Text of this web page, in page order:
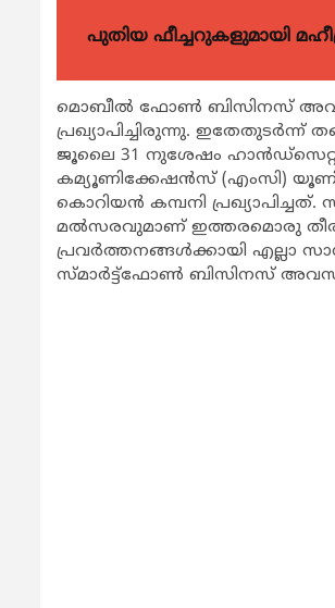
പുതിയ ഫീച്ചറുകളുമായി
മൊബീല്‍ ഫോണ്‍ ബിസിനസ്
പ്രഖ്യാപിച്ചിരുന്നു.
ജൂലൈ 31 നുശേഷം
കമ്യൂണിക്കേഷന്‍സ് (എംസി)
കൊറിയന്‍ കമ്പനി
മല്‍സരവുമാണ് ഇത്തരമൊരു
പ്രവര്‍ത്തനങ്ങള്‍ക്കായി എല്ലാ
സ്മാര്‍ട്ട്‌ഫോണ്‍ ബിസിനസ്